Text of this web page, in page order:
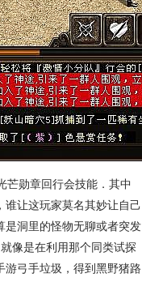
勋章回行会技能．其中
让这玩家莫名其妙让自己
是洞里的怪物无聊或者突发
像是在利用那个同类试探
弓手垃圾，得到黑野猪路